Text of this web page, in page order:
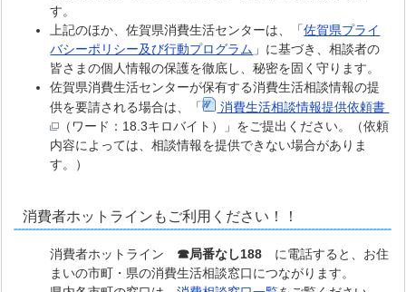
す。
上記のほか、佐賀県消費生活センターは、「佐賀県プライ
バシーポリシー及び行動プログラム 」に基づき、相談者の
皆さまの個人情報の保護を徹底し、秘密を固く守ります。
佐賀県消費生活センターが保有する消費生活相談情報の提
供を要請される場合は、「
消費生活相談情報提供依頼書
（ワード：18.3キロバイト）」をご提出ください。（依頼
内容によっては、相談情報を提供できない場合がありま
す。）
消費者ホットラインもご利用ください！！
消費者ホットライン ☎局番なし188 に電話すると、お住
まいの市町・県の消費生活相談窓口につながります。